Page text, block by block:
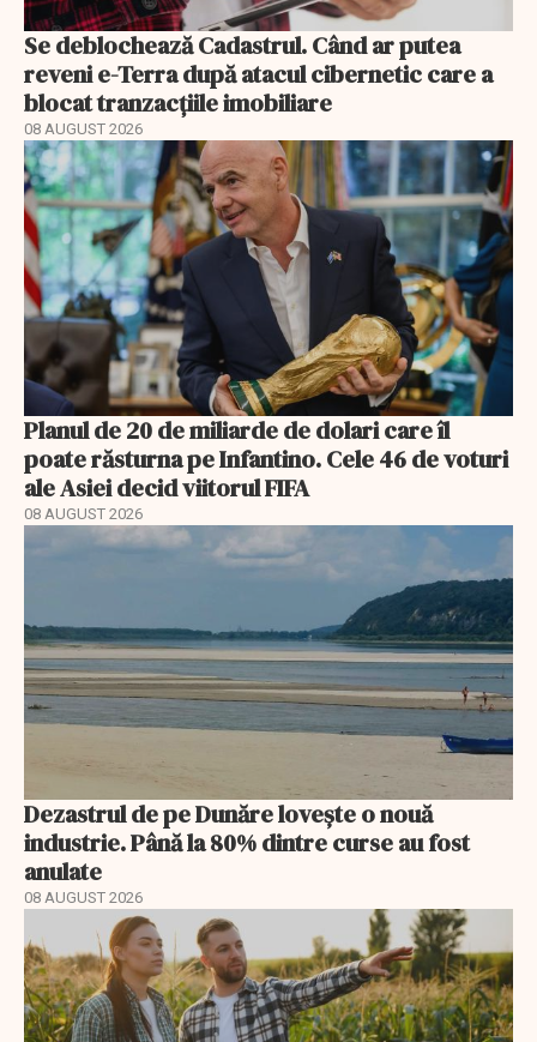
Se deblochează Cadastrul. Când ar putea
reveni e-Terra după atacul cibernetic care a
blocat tranzacțiile imobiliare
08 AUGUST 2026
Planul de 20 de miliarde de dolari care îl
poate răsturna pe Infantino. Cele 46 de voturi
ale Asiei decid viitorul FIFA
08 AUGUST 2026
Dezastrul de pe Dunăre lovește o nouă
industrie. Până la 80% dintre curse au fost
anulate
08 AUGUST 2026